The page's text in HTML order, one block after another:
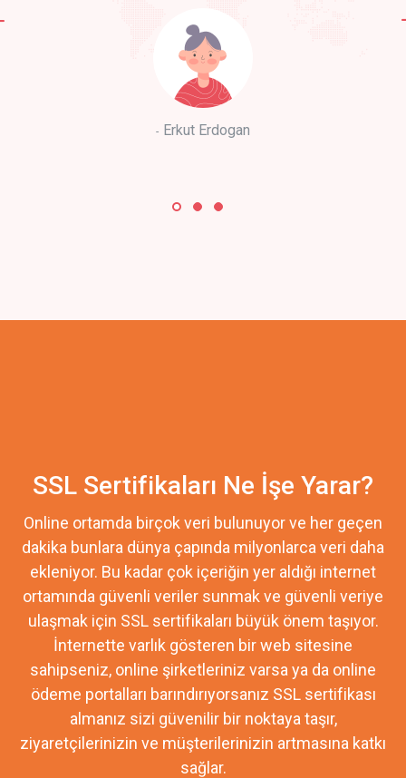
Erkut Erdogan
SSL Sertifikaları Ne İşe Yarar?
Online ortamda birçok veri bulunuyor ve her geçen
dakika bunlara dünya çapında milyonlarca veri daha
ekleniyor. Bu kadar çok içeriğin yer aldığı internet
ortamında güvenli veriler sunmak ve güvenli veriye
ulaşmak için SSL sertifikaları büyük önem taşıyor.
İnternette varlık gösteren bir web sitesine
sahipseniz, online şirketleriniz varsa ya da online
ödeme portalları barındırıyorsanız SSL sertifikası
almanız sizi güvenilir bir noktaya taşır,
ziyaretçilerinizin ve müşterilerinizin artmasına katkı
sağlar.